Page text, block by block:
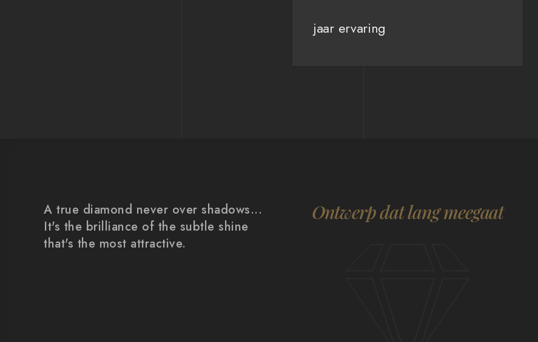
jaar ervaring
A true diamond never over shadows...
It's the brilliance of the subtle shine
that's the most attractive.
Ontwerp dat lang meegaat